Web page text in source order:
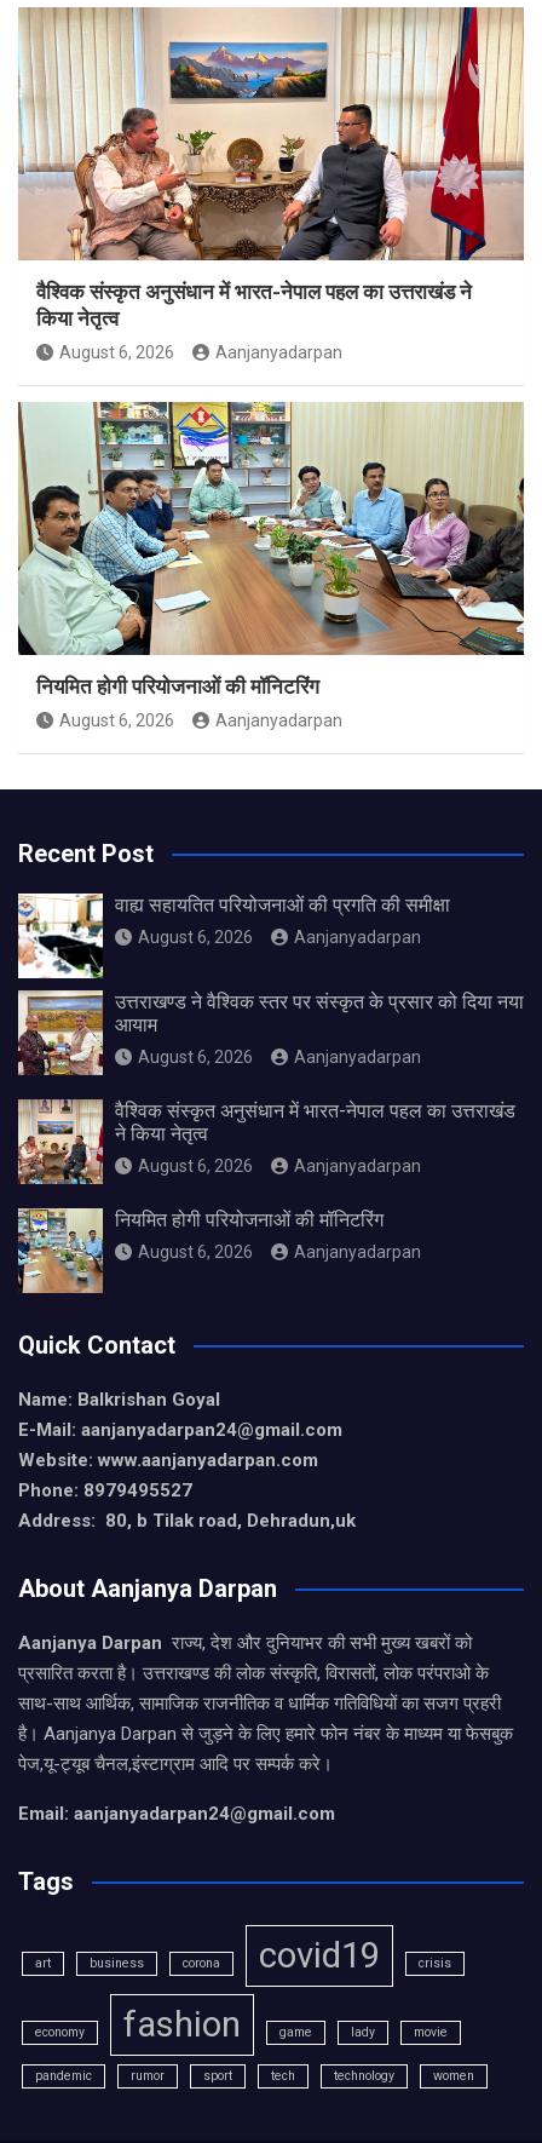
वैश्विक संस्कृत अनुसंधान में भारत-नेपाल पहल का उत्तराखंड ने
किया नेतृत्व
August 6, 2026 Aanjanyadarpan
नियमित होगी परियोजनाओं की मॉनिटरिंग
August 6, 2026 Aanjanyadarpan
Recent Post
वाह्य सहायतित परियोजनाओं की प्रगति की समीक्षा
August 6, 2026 Aanjanyadarpan
उत्तराखण्ड ने वैश्विक स्तर पर संस्कृत के प्रसार को दिया नया
आयाम
August 6, 2026 Aanjanyadarpan
वैश्विक संस्कृत अनुसंधान में भारत-नेपाल पहल का उत्तराखंड
ने किया नेतृत्व
August 6, 2026 Aanjanyadarpan
नियमित होगी परियोजनाओं की मॉनिटरिंग
August 6, 2026 Aanjanyadarpan
Quick Contact
Name: Balkrishan Goyal
E-Mail: aanjanyadarpan24@gmail.com
Website: www.aanjanyadarpan.com
Phone: 8979495527
Address: 80, b Tilak road, Dehradun,uk
About Aanjanya Darpan
Aanjanya Darpan राज्य, देश और दुनियाभर की सभी मुख्य खबरों को
प्रसारित करता है। उत्तराखण्ड की लोक संस्कृति, विरासतों, लोक परंपराओ के
साथ-साथ आर्थिक, सामाजिक राजनीतिक व धार्मिक गतिविधियों का सजग प्रहरी
है। Aanjanya Darpan से जुड़ने के लिए हमारे फोन नंबर के माध्यम या फेसबुक
पेज,यू-ट्यूब चैनल,इंस्टाग्राम आदि पर सम्पर्क करे।
Email: aanjanyadarpan24@gmail.com
Tags
art business corona covid19 crisis
economy fashion game lady movie
pandemic rumor sport tech technology women